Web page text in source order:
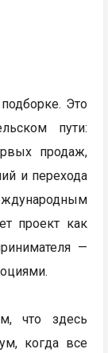
Это
пути:
продаж,
и перехода
проект как
—
что здесь
когда все